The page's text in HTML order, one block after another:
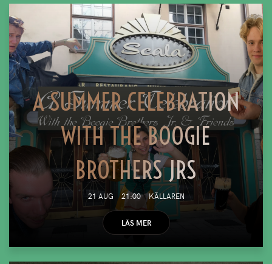
A SUMMER CELEBRATION
WITH THE BOOGIE
BROTHERS JRS
21 AUG 21:00 KÄLLAREN
LÄS MER